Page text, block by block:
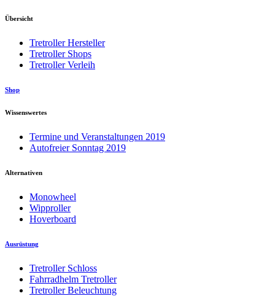
Übersicht
Tretroller Hersteller
Tretroller Shops
Tretroller Verleih
Shop
Wissenswertes
Termine und Veranstaltungen 2019
Autofreier Sonntag 2019
Alternativen
Monowheel
Wipproller
Hoverboard
Ausrüstung
Tretroller Schloss
Fahrradhelm Tretroller
Tretroller Beleuchtung